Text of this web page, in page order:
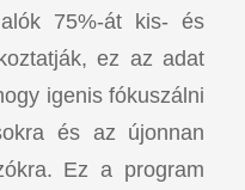
75%-át kis- és
ez az adat
igenis fókuszálni
és az újonnan
Ez a program